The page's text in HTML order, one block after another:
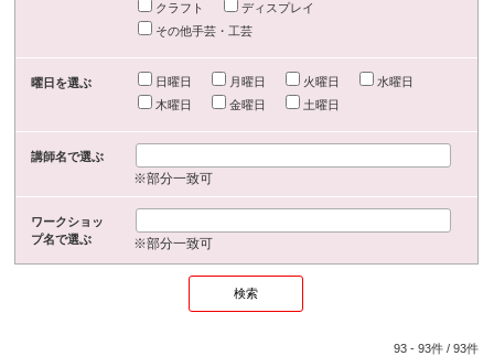
クラフト
ディスプレイ
その他手芸・工芸
曜日を選ぶ 日曜日 月曜日 火曜日
水曜日
木曜日
金曜日 土曜日
講師名で選ぶ
※部分一致可
ワークショッ
プ名で選ぶ
※部分一致可
93 -93件 /93件